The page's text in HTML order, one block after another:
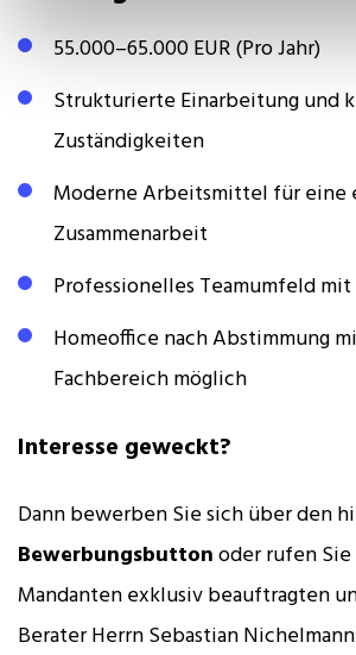
55.000–65.000 EUR (Pro Jahr)
Strukturierte Einarbeitung und
Zuständigkeiten
Moderne Arbeitsmittel für eine
Zusammenarbeit
Professionelles Teamumfeld
Homeoffice nach Abstimmung
Fachbereich möglich
Interesse geweckt?
Dann bewerben Sie sich über den
Bewerbungsbuttonoder rufen
Mandanten exklusiv beauftragten
Berater Herrn Sebastian